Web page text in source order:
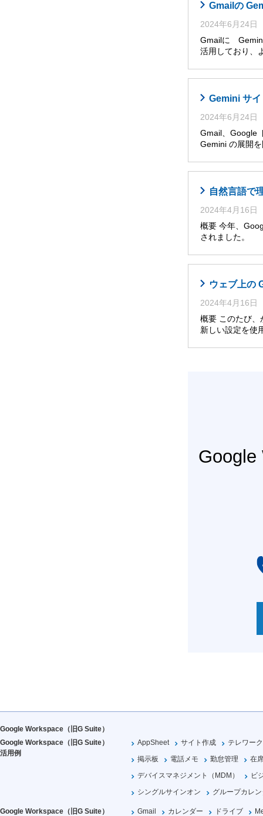
Gmailの
2024年6月24日
Gmailに Gemini
活用しており、
Gemini サ
2024年6月24日
Gmail、Google
Gemini の展開
自然言語で
2024年4月16日
概要 今年、
されました。
ウェブ上の
2024年4月16日
概要 このたび、
新しい設定を使
Google
Google Workspace（旧G Suite）
Google Workspace（旧G Suite）
活用例
AppSheet サイト作成
テレワーク
掲示板
電話メモ 勤怠管理
在
デバイスマネジメント（MDM）
ビ
シングルサインオン
グループカレ
Google Workspace（旧G Suite）
Gmail カレンダー ドライブ